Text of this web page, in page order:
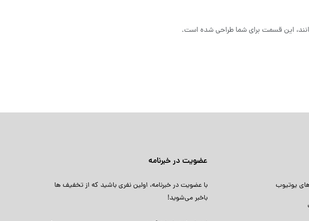
این قسمت برای شما طراحی شده است.
یوتیوب
عضویت در خبرنامه
با عضویت در خبرنامه، اولین نفری باشید که از تخفیف ها
باخبر می‌شوید!